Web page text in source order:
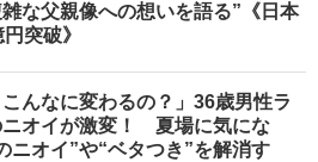
な父親像への想いを語る”《日本
突破》
こんなに変わるの？」36歳男性ラ
ニオイが激変！ 夏場に気にな
ニオイ”や“ベタつき”を解消す